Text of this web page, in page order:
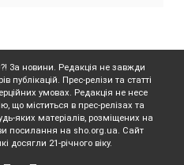
За новини. Редакція не завжди
публікацій. Прес-релізи та статті
умовах. Редакція не несе
що міститься в прес-релізах та
яких матеріалів, розміщених на
посилання на sho.org.ua. Сайт
досягли 21-річного віку.